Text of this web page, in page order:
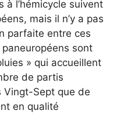
à l’hémicycle suivent
mais il n’y a pas
parfaite entre ces
sont
» qui accueillent
de partis
Vingt-Sept que de
en qualité